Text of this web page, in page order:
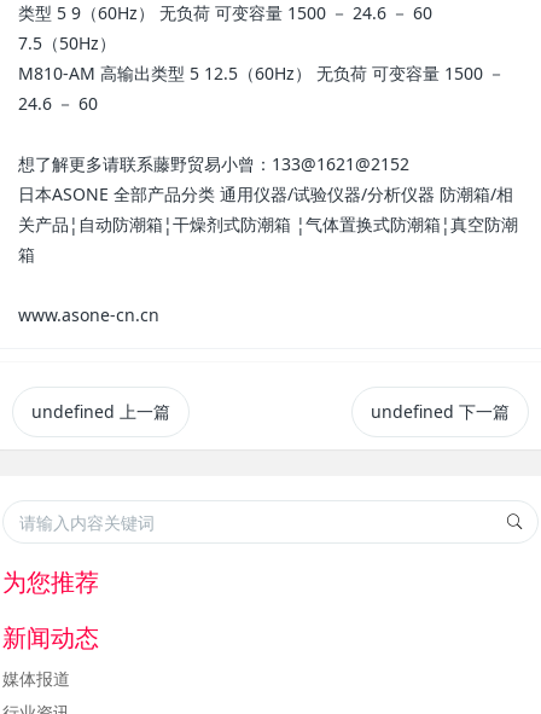
类型 5 9（60Hz） 无负荷 可变容量 1500 － 24.6 － 60
7.5（50Hz）
M810-AM 高输出类型 5 12.5（60Hz） 无负荷 可变容量 1500 －
24.6 － 60
想了解更多请联系藤野贸易小曾：133@1621@2152
日本ASONE 全部产品分类 通用仪器/试验仪器/分析仪器 防潮箱/相
关产品¦自动防潮箱¦干燥剂式防潮箱 ¦气体置换式防潮箱¦真空防潮
箱
www.asone-cn.cn
undefined 上一篇 undefined 下一篇
为您推荐
新闻动态
媒体报道